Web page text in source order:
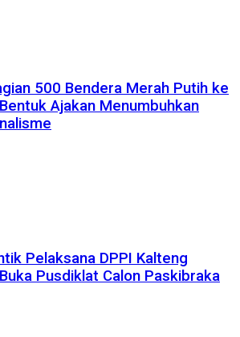
500 Bendera Merah Putih ke
Ajakan Menumbuhkan
Pelaksana DPPI Kalteng
Pusdiklat Calon Paskibraka